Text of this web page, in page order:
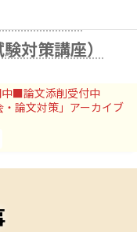
勉強部屋
対策講座）
■論文添削受付中
論文対策」アーカイブ